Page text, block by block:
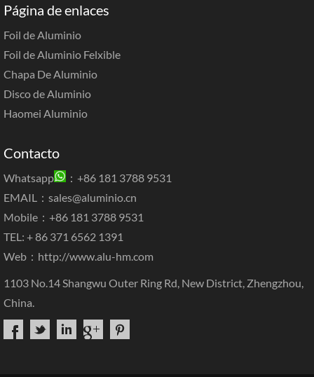
Página de enlaces
Foil de Aluminio
Foil de Aluminio Felxible
Chapa De Aluminio
Disco de Aluminio
Haomei Aluminio
Contacto
Whatsapp
：+86 181 3788 9531
EMAIL： sales@aluminio.cn
Mobile：+86 181 3788 9531
TEL: + 86 371 6562 1391
Web： http://www.alu-hm.com
1103 No.14 Shangwu Outer Ring Rd, New District, Zhengzhou,
China.